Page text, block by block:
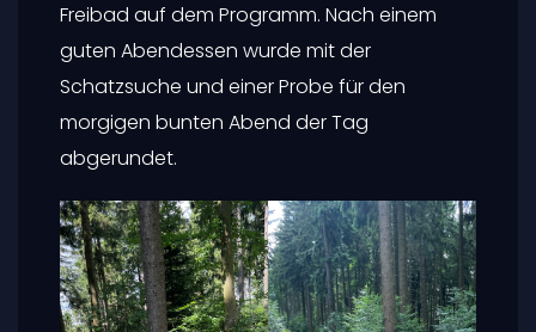
Freibad auf dem Programm. Nach einem
guten Abendessen wurde mit der
Schatzsuche und einer Probe für den
morgigen bunten Abend der Tag
abgerundet.